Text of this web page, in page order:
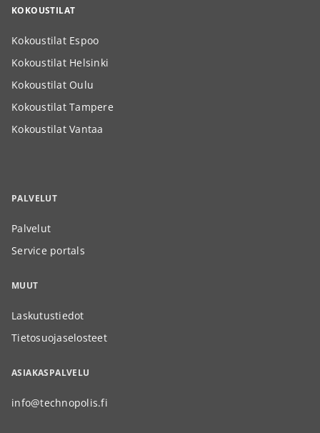
KOKOUSTILAT
Kokoustilat Espoo
Kokoustilat Helsinki
Kokoustilat Oulu
Kokoustilat Tampere
Kokoustilat Vantaa
PALVELUT
Palvelut
Service portals
MUUT
Laskutustiedot
Tietosuojaselosteet
ASIAKASPALVELU
info@technopolis.fi